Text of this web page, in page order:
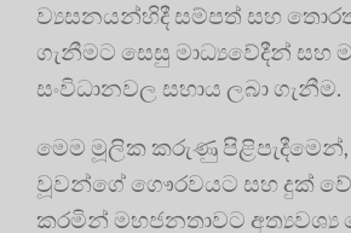
ව්‍යසනයන්හිදී සම්පත් සහ
ගැනීමට සෙසු මාධ්‍යවේදීන් සහ
සංවිධානවල සහාය ලබා ගැනීම.
මෙම මූලික කරුණු
වූවන්ගේ ගෞරවයට සහ දුක්
කරමින් මහජනතාවට